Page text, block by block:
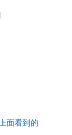
上面看到的